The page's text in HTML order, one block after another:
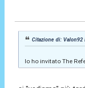
Citazione di:
Io ho invitato The